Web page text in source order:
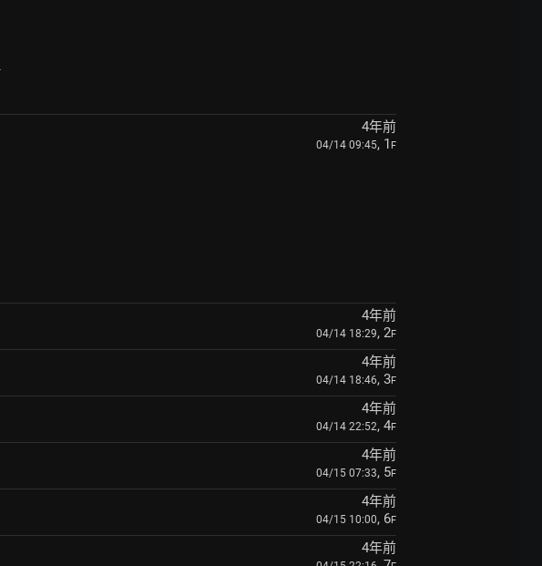
4年前
04/14 09:45, 1 F
4年前
04/14 18:29, 2F
4年前
04/14 18:46, 3F
4年前
04/14 22:52, 4F
4年前
04/15 07:33, 5F
4年前
04/15 10:00, 6F
4年前